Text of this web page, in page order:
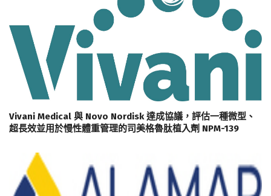
Vivani Medical 與 Novo Nordisk 達成協議，評估一種微型、
超長效並用於慢性體重管理的司美格魯肽植入劑 NPM-139